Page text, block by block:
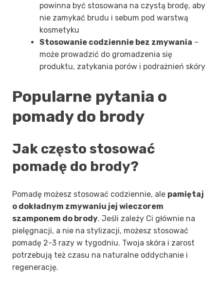
powinna być stosowana na czystą brodę, aby
nie zamykać brudu i sebum pod warstwą
kosmetyku
Stosowanie codziennie bez zmywania –
może prowadzić do gromadzenia się
produktu, zatykania porów i podrażnień skóry
Popularne pytania o
pomady do brody
Jak często stosować
pomadę do brody?
Pomadę możesz stosować codziennie, ale pamiętaj
o dokładnym zmywaniu jej wieczorem
szamponem do brody. Jeśli zależy Ci głównie na
pielęgnacji, a nie na stylizacji, możesz stosować
pomadę 2-3 razy w tygodniu. Twoja skóra i zarost
potrzebują też czasu na naturalne oddychanie i
regenerację.